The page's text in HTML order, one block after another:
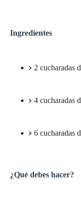
Ingredientes
2 cucharadas
4 cucharadas
6 cucharadas
¿Qué debes hacer?